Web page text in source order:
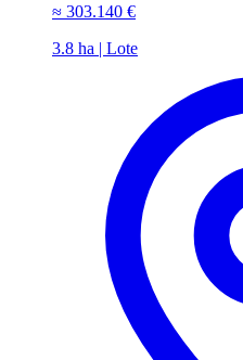
≈ 303.140 €
3.8 ha | Lote